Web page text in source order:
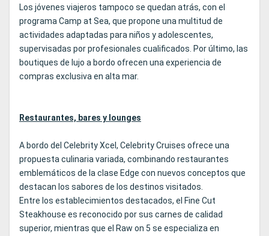
Los jóvenes viajeros tampoco se quedan atrás, con el
programa Camp at Sea, que propone una multitud de
actividades adaptadas para niños y adolescentes,
supervisadas por profesionales cualificados. Por último, las
boutiques de lujo a bordo ofrecen una experiencia de
compras exclusiva en alta mar.
Restaurantes, bares y lounges
A bordo del Celebrity Xcel, Celebrity Cruises ofrece una
propuesta culinaria variada, combinando restaurantes
emblemáticos de la clase Edge con nuevos conceptos que
destacan los sabores de los destinos visitados.
Entre los establecimientos destacados, el Fine Cut
Steakhouse es reconocido por sus carnes de calidad
superior, mientras que el Raw on 5 se especializa en